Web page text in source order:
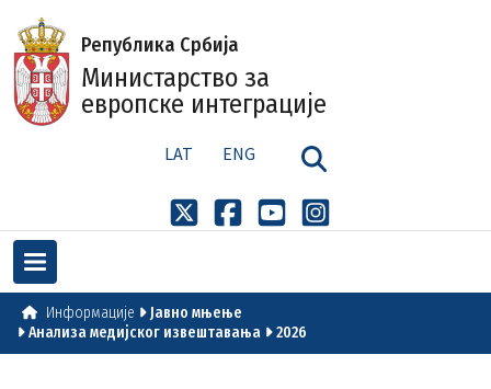
Република Србија
Министарство за
европске интеграције
LAT ENG
Информације
Јавно мњење
Анализа медијског извештавања
2026